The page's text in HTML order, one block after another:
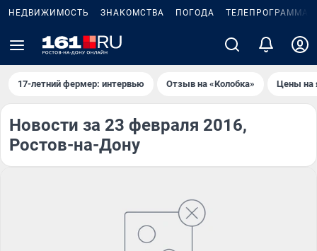
НЕДВИЖИМОСТЬ ЗНАКОМСТВА ПОГОДА ТЕЛЕПРОГРАММА
17-летний фермер: интервью Отзыв на «Колобка» Цены на
Новости за 23 февраля 2016,
Ростов-на-Дону